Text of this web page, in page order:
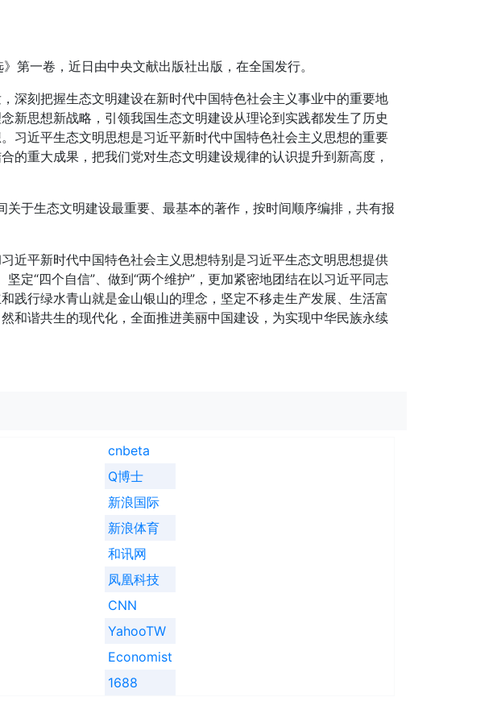
一卷，近日由中央文献出版社出版，在全国发行。
刻把握生态文明建设在新时代中国特色社会主义事业中的重要地
新思想新战略，引领我国生态文明建设从理论到实践都发生了历史
习近平生态文明思想是习近平新时代中国特色社会主义思想的重要
重大成果，把我们党对生态文明建设规律的认识提升到新高度，
生态文明建设最重要、最基本的著作，按时间顺序编排，共有报
平新时代中国特色社会主义思想特别是习近平生态文明思想提供
定“四个自信”、做到“两个维护”，更加紧密地团结在以习近平同志
践行绿水青山就是金山银山的理念，坚定不移走生产发展、生活富
和谐共生的现代化，全面推进美丽中国建设，为实现中华民族永续
cnbeta
Q博士
新浪国际
新浪体育
和讯网
凤凰科技
CNN
YahooTW
Economist
1688